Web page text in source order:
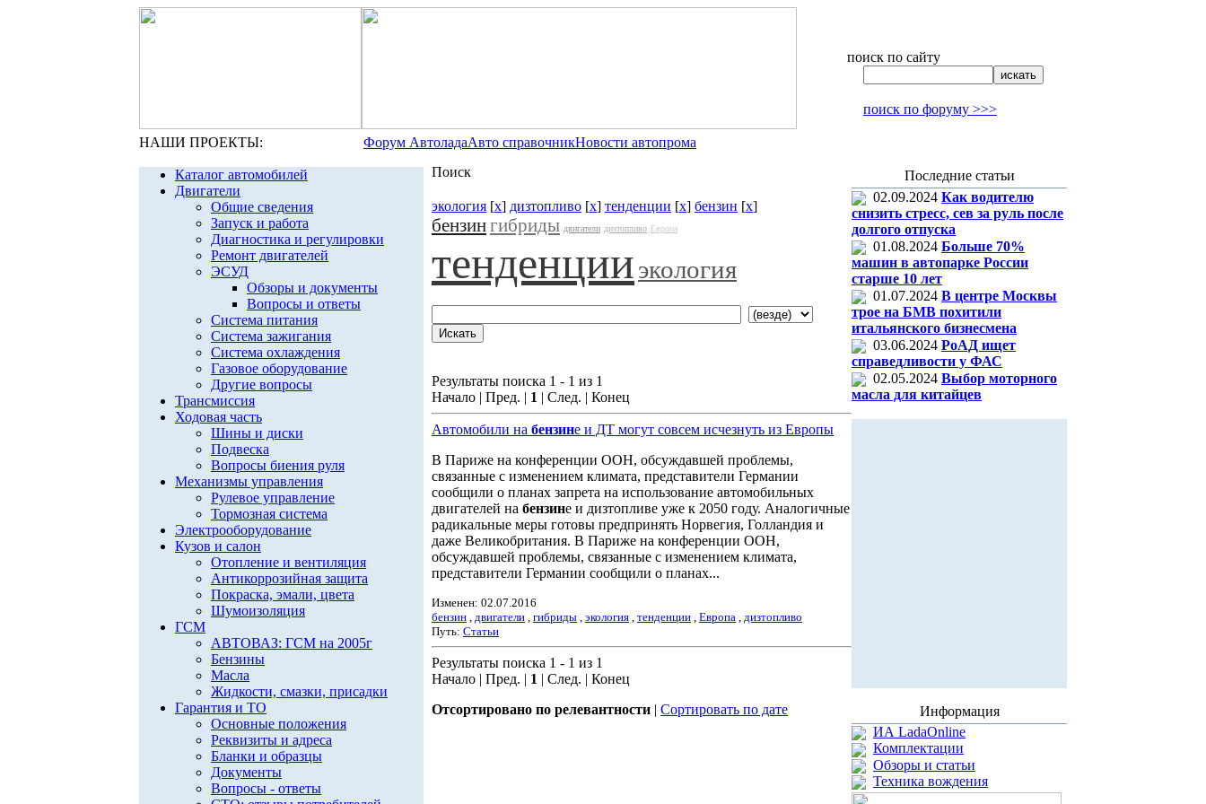
поиск по сайту
поиск по форуму >>>
НАШИ ПРОЕКТЫ: Форум АвтоладаАвто справочникНовости автопрома
Каталог автомобилей
Двигатели
Общие сведения
Запуск и работа
Диагностика и регулировки
Ремонт двигателей
ЭСУД
Обзоры и документы
Вопросы и ответы
Система питания
Система зажигания
Система охлаждения
Газовое оборудование
Другие вопросы
Трансмиссия
Ходовая часть
Шины и диски
Подвеска
Вопросы биения руля
Механизмы управления
Рулевое управление
Тормозная система
Электрооборудование
Кузов и салон
Отопление и вентиляция
Антикоррозийная защита
Покраска, эмали, цвета
Шумоизоляция
ГСМ
АВТОВАЗ: ГСМ на 2005г
Бензины
Масла
Жидкости, смазки, присадки
Гарантия и ТО
Основные положения
Реквизиты и адреса
Бланки и образцы
Документы
Вопросы - ответы
Поиск
экология [x] дизтопливо [x] тенденции [x] бензин [x]
бензингибриды двигатели дизтопливо Европа
тенденцииэкология
Результаты поиска 1 - 1 из 1
Начало | Пред. | 1 | След. | Конец
Автомобили на бензине и ДТ могут совсем исчезнуть из Европы
В Париже на конференции ООН, обсуждавшей проблемы,
связанные с изменением климата, представители Германии
сообщили о планах запрета на использование автомобильных
двигателей на бензине и дизтопливе уже к 2050 году. Аналогичные
радикальные меры готовы предпринять Норвегия, Голландия и
даже Великобритания. В Париже на конференции ООН,
обсуждавшей проблемы, связанные с изменением климата,
представители Германии сообщили о планах...
Изменен: 02.07.2016
бензин , двигатели , гибриды , экология , тенденции , Европа , дизтопливо
Путь: Статьи
Результаты поиска 1 - 1 из 1
Начало | Пред. | 1 | След. | Конец
Отсортировано по релевантности | Сортировать по дате
Последние статьи
02.09.2024 Как водителю
снизить стресс, сев за руль после
долгого отпуска
01.08.2024 Больше 70%
машин в автопарке России
старше 10 лет
01.07.2024 В центре Москвы
трое на БМВ похитили
итальянского бизнесмена
03.06.2024 РоАД ищет
справедливости у ФАС
02.05.2024 Выбор моторного
масла для китайцев
Информация
ИА LadaOnline
Комплектации
Обзоры и статьи
Техника вождения